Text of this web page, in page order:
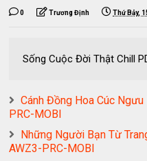
0 Trương Định Thứ Bảy,
Sống Cuộc Đời Thật Chill
Cánh Đồng Hoa Cúc
PRC-MOBI
Những Người Bạn Từ
AWZ3-PRC-MOBI